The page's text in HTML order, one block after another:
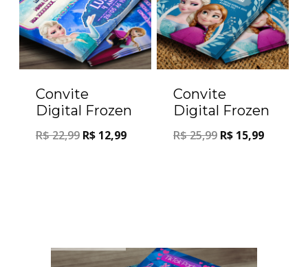
Convite
Digital Frozen
R$22,99 R$ 12,99
Convite
Digital Frozen
R$25,99 R$ 15,99